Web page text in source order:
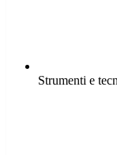
Strumenti e